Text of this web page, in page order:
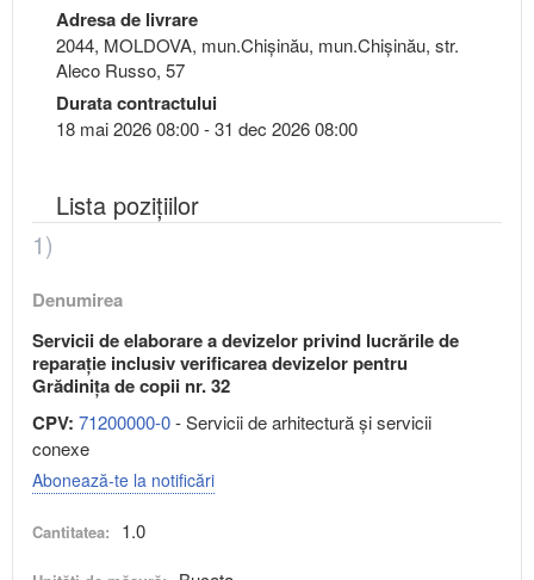
Adresa de livrare
2044, MOLDOVA, mun.Chişinău, mun.Chişinău, str.
Aleco Russo, 57
Durata contractului
18 mai 2026 08:00 - 31 dec 2026 08:00
Lista pozițiilor
1)
Denumirea
Servicii de elaborare a devizelor privind lucrările de
reparație inclusiv verificarea devizelor pentru
Grădinița de copii nr. 32
CPV: 71200000-0- Servicii de arhitectură şi servicii
conexe
Abonează-te la notificări
Cantitatea: 1.0